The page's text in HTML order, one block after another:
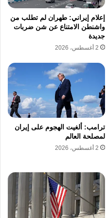
على أرضنا وعلى
حربهم، داعيًا
اللبناني، وأن تتوقف
ورقة لتحسين شروط
رفض وقف إطلاق
مصلحة لبنان وعدم
الآخرين، ومؤكدًا
إعلام إيراني: طهران لم تطلب من
واشنطن الامتناع عن شن ضربات
جديدة
2 أغسطس، 2026
ترامب: ألغيت الهجوم على إيران
لمصلحة العالم
2 أغسطس، 2026